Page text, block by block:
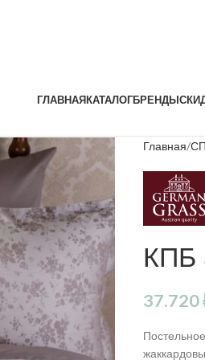
ГЛАВНАЯКАТАЛОГБРЕНДЫ
Главная
КПБ
37.720